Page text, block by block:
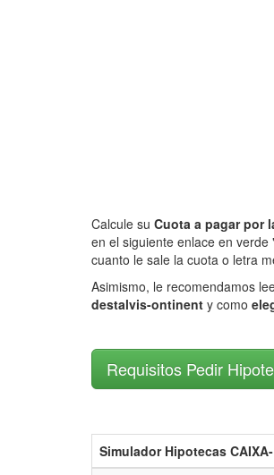
Calcule su Cuota a pagar por
en el siguiente enlace en
cuanto le sale la cuota o letra
Asimismo, le recomendamos
destalvis-ontinent y como
Requisitos Pedir
Simulador Hipotecas CAIXA-